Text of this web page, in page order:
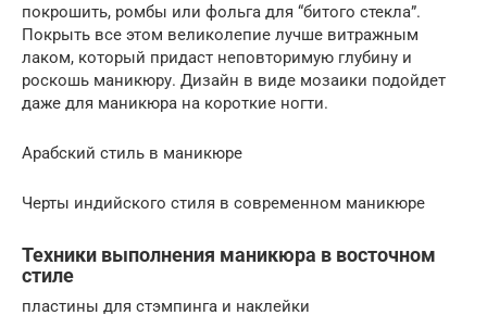
покрошить, ромбы или фольга для “битого стекла”.
Покрыть все этом великолепие лучше витражным
лаком, который придаст неповторимую глубину и
роскошь маникюру. Дизайн в виде мозаики подойдет
даже для маникюра на короткие ногти.
Арабский стиль в маникюре
Черты индийского стиля в современном маникюре
Техники выполнения маникюра в восточном
стиле
пластины для стэмпинга и наклейки